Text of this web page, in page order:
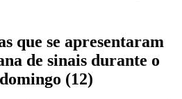
que se apresentaram
de sinais durante o
(12)